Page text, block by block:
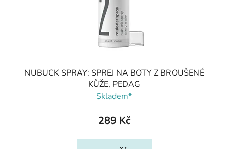
NUBUCK SPRAY: SPREJ NA BOTY Z BROUŠENÉ
KŮŽE, PEDAG
Skladem*
289 Kč